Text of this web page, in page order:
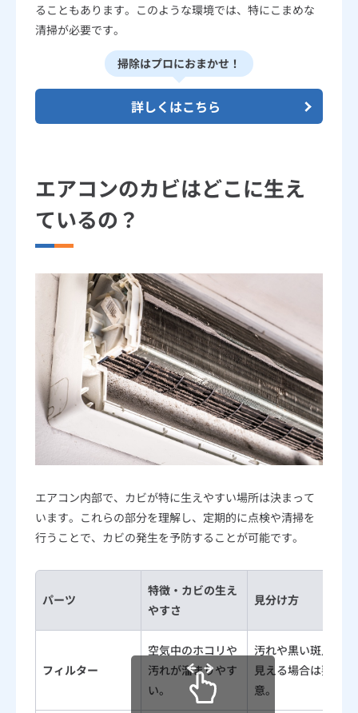
ることもあります。このような環境では、特にこまめな
清掃が必要です。
掃除はプロにおまかせ！
詳しくはこちら
エアコンのカビはどこに生え
ているの？
エアコン内部で、カビが特に生えやすい場所は決まって
います。これらの部分を理解し、定期的に点検や清掃を
行うことで、カビの発生を予防することが可能です。
パーツ
特徴・カビの生え
やすさ
見分け方
フィルター
空気中のホコリや
汚れが溜まりやす
い。
汚れや黒い斑点が
見える場合は要注
意。